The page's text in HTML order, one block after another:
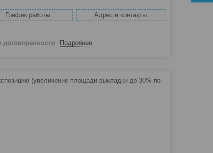
График работы Адрес и контакты
договоренности Подробнее
(увеличение площади выкладки до 30% по